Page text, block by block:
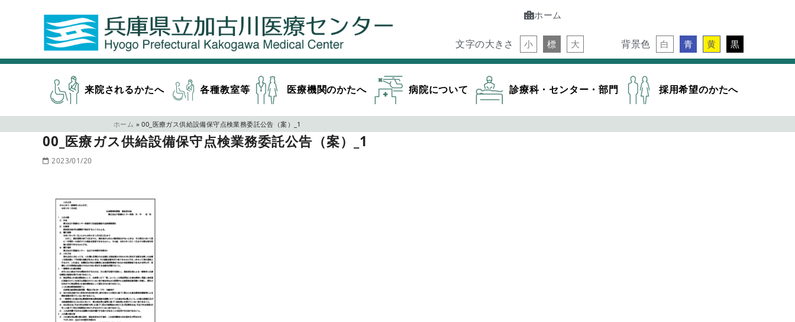
ホーム
文字の大きさ 小 標 大 背景色 白 青 黄 黒
来院されるかたへ 各種教室等 医療機関のかたへ 病院について 診療科・センター・部門 採用希望のかたへ
ホーム » 00_医療ガス供給設備保守点検業務委託公告（案）_1
00_医療ガス供給設備保守点検業務委託公告（案）_1
2023/01/20